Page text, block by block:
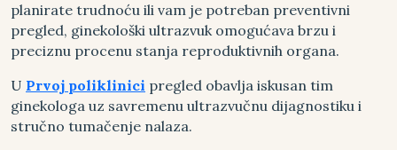
planirate trudnoću ili vam je potreban preventivni
pregled, ginekološki ultrazvuk omogućava brzu i
preciznu procenu stanja reproduktivnih organa.
U Prvoj poliklinici pregled obavlja iskusan tim
ginekologa uz savremenu ultrazvučnu dijagnostiku i
stručno tumačenje nalaza.